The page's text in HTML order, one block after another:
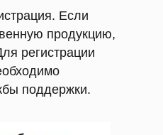
Если
продукцию,
регистрации
поддержки.